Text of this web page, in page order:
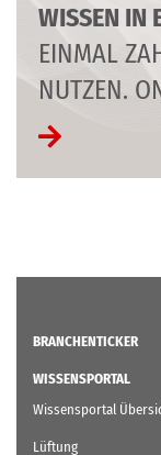
WISSEN IN
EINMAL
NUTZEN.
BRANCHENTICKER
WISSENSPORTAL
Wissensportal
Lüftung